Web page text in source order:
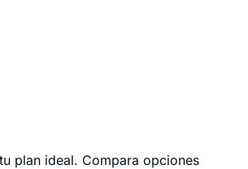
plan ideal. Compara opciones